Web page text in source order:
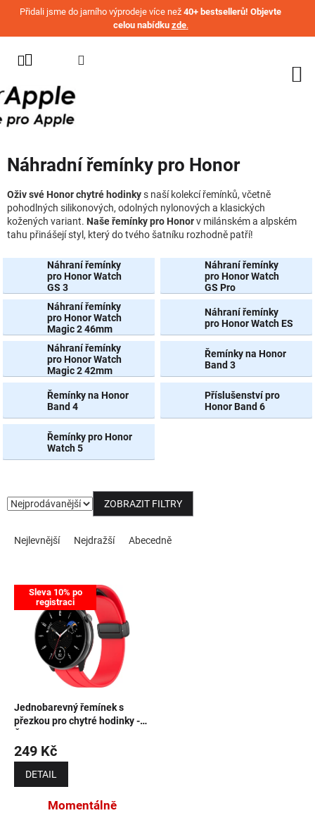
Přejít na obsah
Přidali jsme do jarního výprodeje více než 40+ bestsellerů! Objevte
celou nabídku zde.
IPHONE
MACBOOK
AIRPODS
AIRTAG
ZNAČKY
%
AKČNÍ
ZBOŽÍ
NOVINKY
Náhradní řemínky pro Honor
Oživ své Honor chytré hodinkys naší kolekcí řemínků, včetně
pohodlných silikonových, odolných nylonových a klasických
kožených variant. Naše řemínky pro Honorv milánském a alpském
tahu přinášejí styl, který do tvého šatníku rozhodně patří!
Náhraní řemínky
pro Honor Watch
GS 3
Náhraní řemínky
pro Honor Watch
GS Pro
Náhraní řemínky
pro Honor Watch
Magic 2 46mm
Náhraní řemínky
pro Honor Watch ES
Náhraní řemínky
pro Honor Watch
Magic 2 42mm
Řemínky na Honor
Band 3
Řemínky na Honor
Band 4
Příslušenství pro
Honor Band 6
Řemínky pro Honor
Watch 5
ZOBRAZIT FILTRY
Nejlevnější Nejdražší Abecedně
Výpis produktů
Sleva 10% po
registraci
Jednobarevný řemínek s
přezkou pro chytré hodinky -
249 Kč
DETAIL
Momentálně